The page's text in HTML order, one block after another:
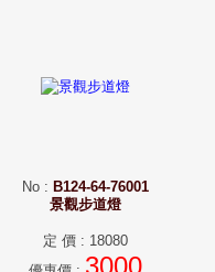
No: B124-64-76001
景觀步道燈
定 價: 18080
3000